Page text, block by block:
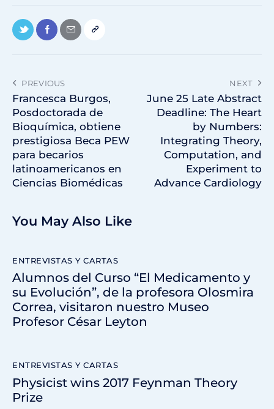
PREVIOUS
Francesca Burgos,
Posdoctorada de
Bioquímica, obtiene
prestigiosa Beca PEW
para becarios
latinoamericanos en
Ciencias Biomédicas
NEXT
June 25 Late Abstract
Deadline: The Heart
by Numbers:
Integrating Theory,
Computation, and
Experiment to
Advance Cardiology
You May Also Like
ENTREVISTAS Y CARTAS
Alumnos del Curso “El Medicamento y
su Evolución”, de la profesora Olosmira
Correa, visitaron nuestro Museo
Profesor César Leyton
ENTREVISTAS Y CARTAS
Physicist wins 2017 Feynman Theory
Prize